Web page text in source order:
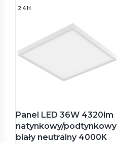
24H
Panel LED 36W 4320lm
natynkowy/podtynkowy
biały neutralny 4000K